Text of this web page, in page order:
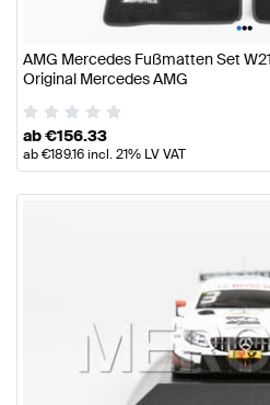
•••
AMG Mercedes Fußmatten Set
Original Mercedes AMG
ab€156.33
ab€189.16incl. 21% LV VAT